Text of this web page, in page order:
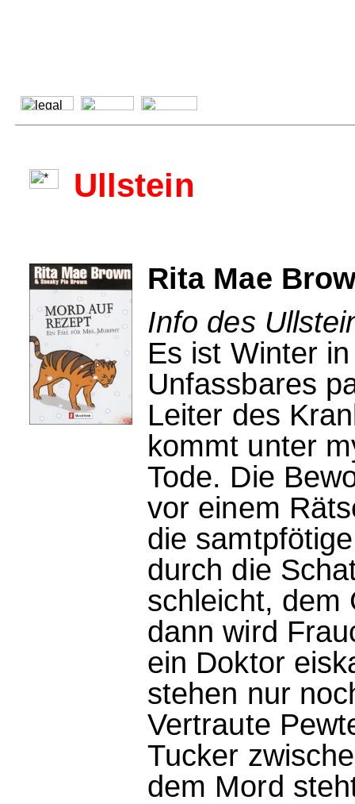
Ullstein
Rita Mae
Info des
Es ist Winter
Unfassbares
Leiter des
kommt unter
Tode. Die
vor einem
die
durch die
schleicht, dem
dann wird
ein Doktor
stehen nur
Vertraute
Tucker
dem Mord